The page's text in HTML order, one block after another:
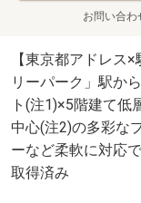
お問い合わ
【東京都アドレス
リーパーク」駅か
ト(注1)×5階建て低
中心(注2)の多彩な
ーなど柔軟に対応
取得済み